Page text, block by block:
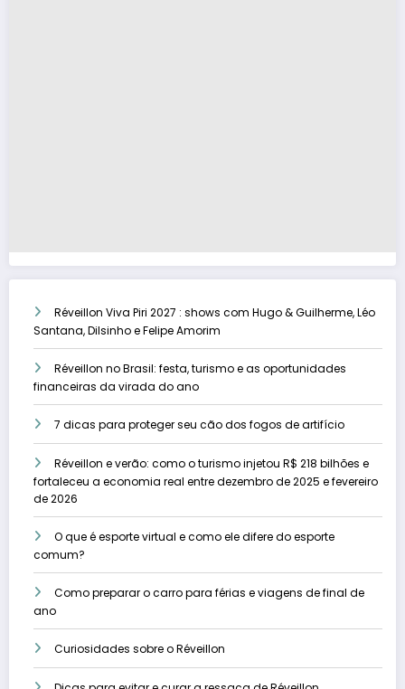
Réveillon Viva Piri 2027 : shows com Hugo & Guilherme, Léo
Santana, Dilsinho e Felipe Amorim
Réveillon no Brasil: festa, turismo e as oportunidades
financeiras da virada do ano
7 dicas para proteger seu cão dos fogos de artifício
Réveillon e verão: como o turismo injetou R$ 218 bilhões e
fortaleceu a economia real entre dezembro de 2025 e fevereiro
de 2026
O que é esporte virtual e como ele difere do esporte
comum?
Como preparar o carro para férias e viagens de final de
ano
Curiosidades sobre o Réveillon